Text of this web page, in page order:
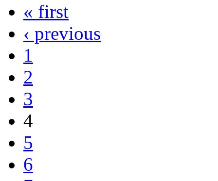
« first
‹ previous
1
2
3
4
5
6